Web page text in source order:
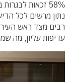
נתון מרשים לכל
רבים מצד ראש
עדיפות עליון, מה